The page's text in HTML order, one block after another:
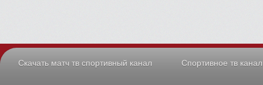
Скачать матч тв спортивный канал Спортивное тв